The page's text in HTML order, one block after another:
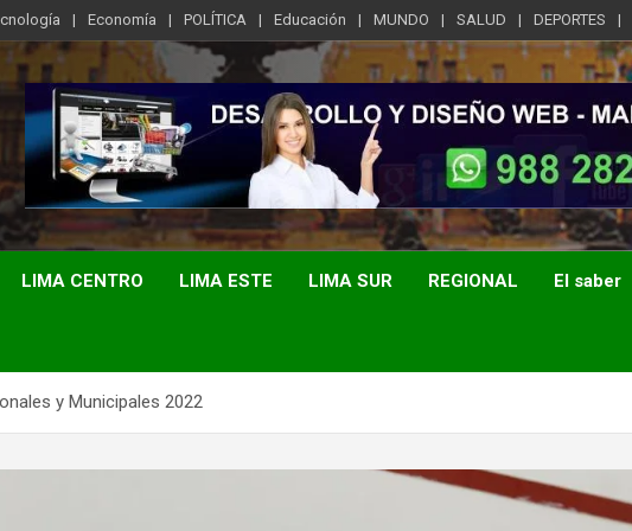
Economía POLÍTICA Educación MUNDO SALUD DEPORTES
LIMA CENTRO LIMA ESTE LIMA SUR REGIONAL El saber
y Municipales 2022